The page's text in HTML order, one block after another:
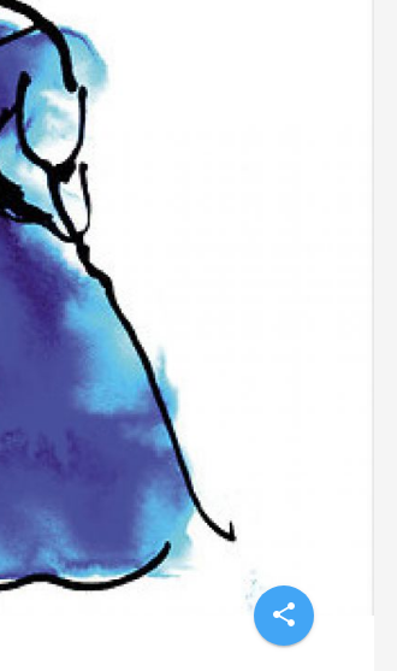
share